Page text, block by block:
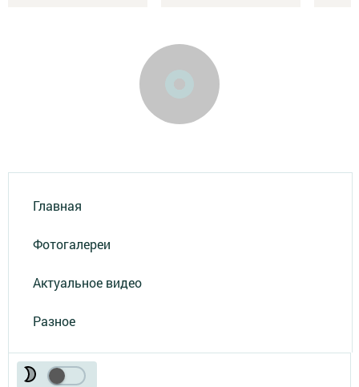
Главная
Фотогалереи
Актуальное видео
Разное